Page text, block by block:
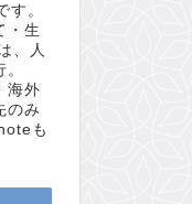
す。
・生
、人
海外
のみ
も